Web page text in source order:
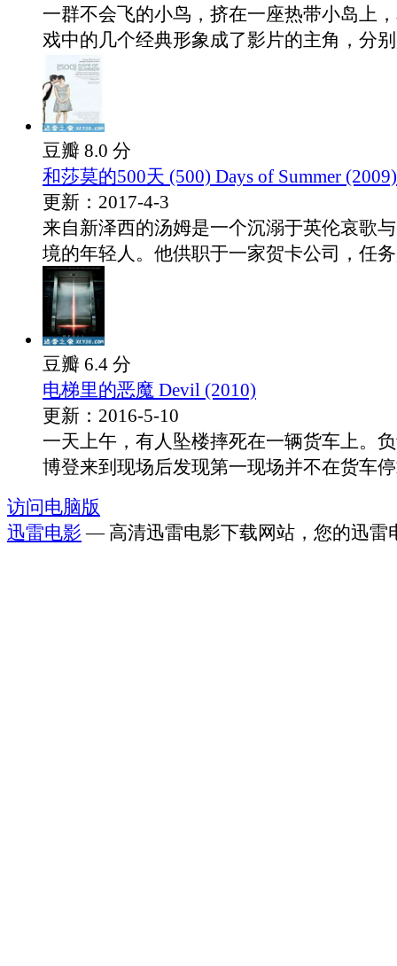
一群不会飞的小鸟，挤在一座热带小岛上
戏中的几个经典形象成了影片的主角，分
豆瓣 8.0 分
和莎莫的500天 (500) Days of Summer (2009)
更新：2017-4-3
来自新泽西的汤姆是一个沉溺于英伦哀歌
境的年轻人。他供职于一家贺卡公司，任
豆瓣 6.4 分
电梯里的恶魔 Devil (2010)
更新：2016-5-10
一天上午，有人坠楼摔死在一辆货车上。
博登来到现场后发现第一现场并不在货车
访问电脑版
迅雷电影 — 高清迅雷电影下载网站，您的迅雷